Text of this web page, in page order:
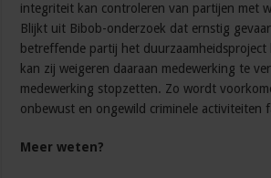
integriteit kan controleren van partijen met
Blijkt uit Bibob-onderzoek dat ernstig
betreffende partij het duurzaamheidsproject
kan zij weigeren daaraan medewerking te
medewerking stopzetten. Zo wordt
onbewust en ongewild criminele activiteiten
Meer weten?